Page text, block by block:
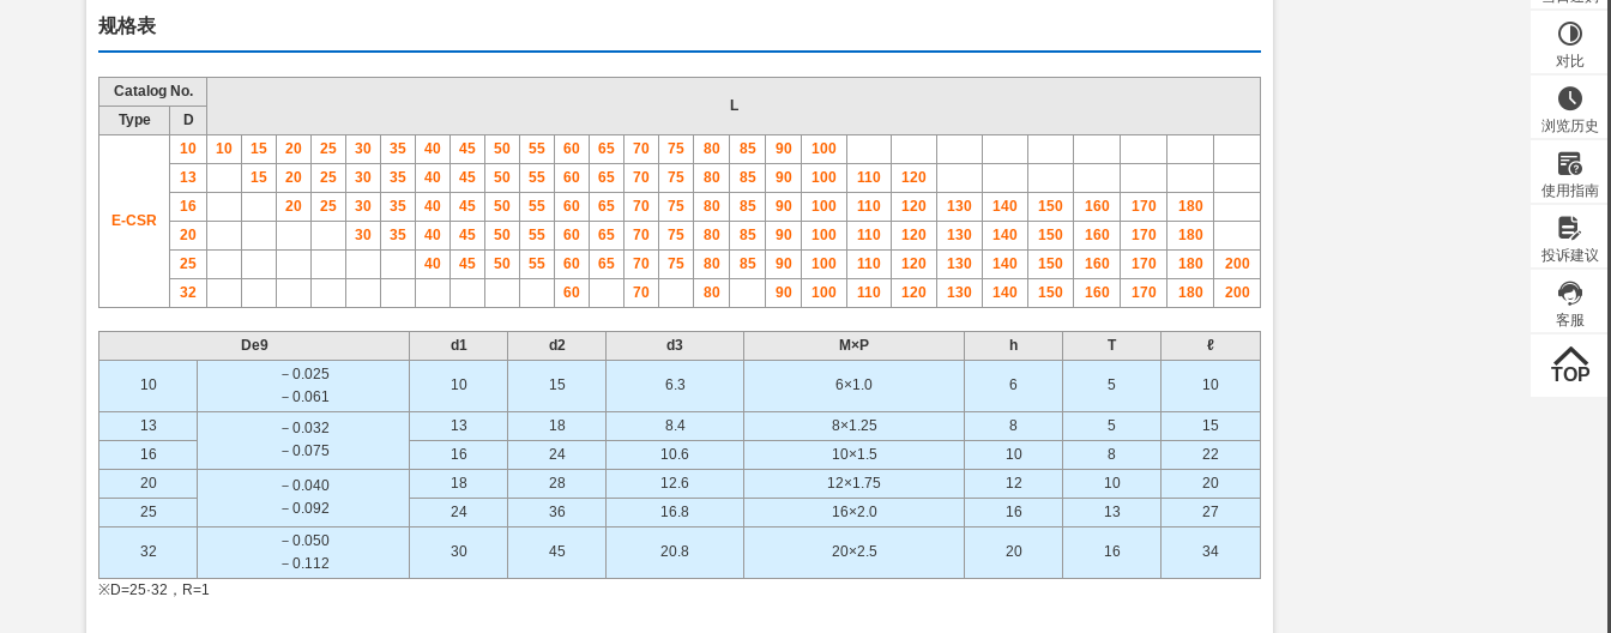
规格表
Catalog No.
L
Type
D
E-CSR
10 10 15 20 25 30 35 40 45 50 55 60 65 70 75 80 85 90
100
13
15 20 25 30 35 40 45 50 55 60 65 70 75 80 85 90 100 110
120
16
20 25 30 35 40 45 50 55 60 65 70 75 80 85 90 100 110 120 130 140 150 160 170
180
20
30 35 40 45 50 55 60 65 70 75 80 85 90 100 110 120 130 140 150 160 170
180
25
40 45 50 55 60 65 70 75 80 85 90 100 110 120 130 140 150 160 170 180
200
32
60 70 80 90 100 110 120 130 140 150 160 170 180 200
De9 d1 d2 d3 M×P h T ℓ
10
－0.025
－0.061
10 15 6.3 6×1.0 6 5 10
13
－0.032
－0.075
13 18 8.4 8×1.25 8 5
15
16
16 24 10.6 10×1.5 10 8
22
20
－0.040
－0.092
18 28 12.6 12×1.75 12 10
20
25
24 36 16.8 16×2.0 16 13 27
32
－0.050
－0.112
30 45 20.8 20×2.5 20 16 34
※D=25·32，R=1